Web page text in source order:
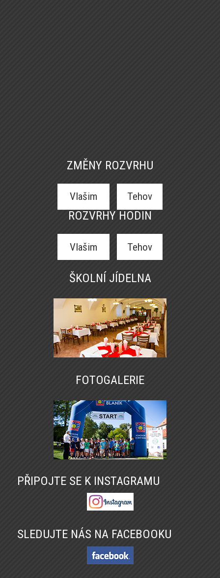
ZMĚNY ROZVRHU
Vlašim Tehov
ROZVRHY HODIN
Vlašim Tehov
ŠKOLNÍ JÍDELNA
FOTOGALERIE
PŘIPOJTE SE K INSTAGRAMU
SLEDUJTE NÁS NA FACEBOOKU